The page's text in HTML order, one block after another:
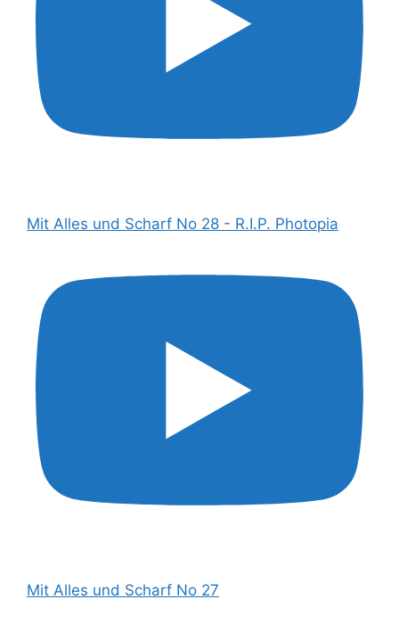
Mit Alles und Scharf No 28 - R.I.P. Photopia
Mit Alles und Scharf No 27